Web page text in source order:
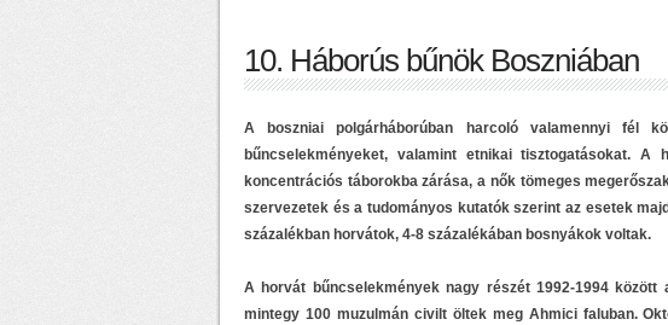
10. Háborús bűnök Boszniában
A boszniai polgárháborúban harcoló valamennyi fél
bűncselekményeket, valamint etnikai tisztogatásokat.
koncentrációs táborokba zárása, a nők tömeges
szervezetek és a tudományos kutatók szerint az esetek
százalékban horvátok, 4-8 százalékában bosnyákok voltak.
A horvát bűncselekmények nagy részét 1992-1994
mintegy 100 muzulmán civilt öltek meg Ahmici faluban.